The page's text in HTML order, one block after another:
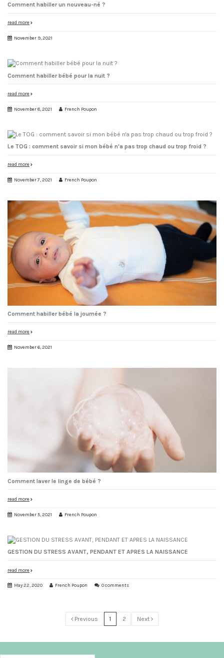
Comment habiller un nouveau-né ?
read more
November 9, 2021
Comment habiller bébé pour la nuit ?
read more
November 8, 2021 French Poupon
Le TOG : comment savoir si mon bébé n'a pas trop chaud ou trop froid ?
read more
November 7, 2021 French Poupon
Comment habiller bébé la journée ?
read more
November 6, 2021
Comment laver le linge de bébé ?
read more
November 5, 2021 French Poupon
GESTION DU STRESS AVANT, PENDANT ET APRES LA NAISSANCE
read more
May 22, 2020 French Poupon 0 comments
Previous 1 2 Next